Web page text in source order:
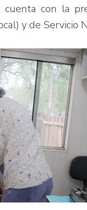
con la
y de Servicio